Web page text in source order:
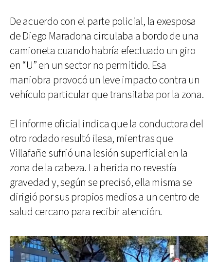
De acuerdo con el parte policial, la exesposa
de Diego Maradona circulaba a bordo de una
camioneta cuando habría efectuado un giro
en “U” en un sector no permitido. Esa
maniobra provocó un leve impacto contra un
vehículo particular que transitaba por la zona.
El informe oficial indica que la conductora del
otro rodado resultó ilesa, mientras que
Villafañe sufrió una lesión superficial en la
zona de la cabeza. La herida no revestía
gravedad y, según se precisó, ella misma se
dirigió por sus propios medios a un centro de
salud cercano para recibir atención.